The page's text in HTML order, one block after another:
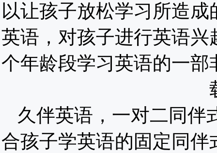
以让孩子放松学习所造
英语，对孩子进行英语
个年龄段学习英语的一
久伴英语，一对二同伴
合孩子学英语的固定同